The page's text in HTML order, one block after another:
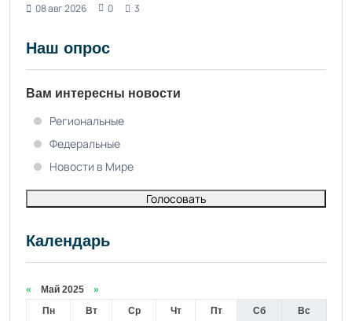
08 авг 2026
0 3
Наш опрос
Вам интересны новости
Региональные
Федеральные
Новости в Мире
Голосовать
Календарь
« Май 2025 »
Пн
Вт Ср Чт Пт Сб Вс